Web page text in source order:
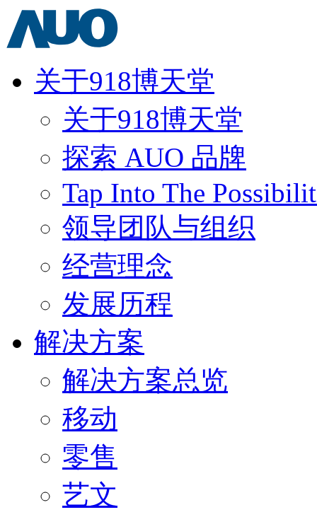
关于918博天堂
关于918博天堂
探索 AUO 品牌
Tap Into The
领导团队与组织
经营理念
发展历程
解决方案
解决方案总览
移动
零售
艺文